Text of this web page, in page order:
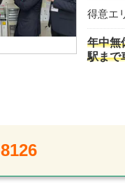
得意エ
年中無
駅まで